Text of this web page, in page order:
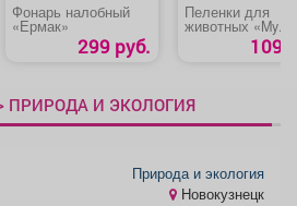
Фонарь налобный
«Ермак»
299 руб.
Пеленки для
животных «My
109
ПРИРОДА И ЭКОЛОГИЯ
Природа и экология
Новокузнецк